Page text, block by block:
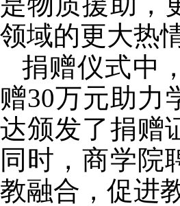
领域的更大热情
捐赠仪式中
赠30万元助力
达颁发了捐赠
同时，商学院
教融合，促进